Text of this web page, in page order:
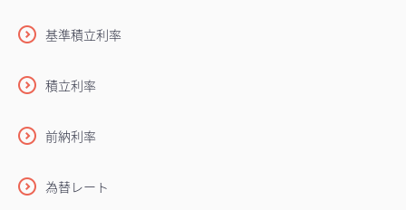
基準積立利率
積立利率
前納利率
為替レート